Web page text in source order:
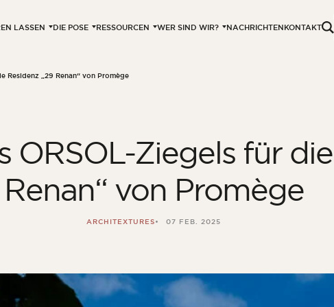
LASSEN DIE POSE RESSOURCEN WER SIND WIR? NACHRICHTENKONTAKT
Residenz „29 Renan“ von Promège
ORSOL-Ziegels für
Renan“ von Promège
ARCHITEXTURES 07 FEB. 2025